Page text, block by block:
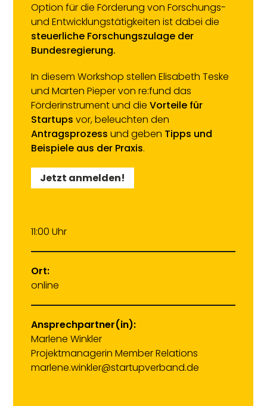
Option für die Förderung von Forschungs-
und Entwicklungstätigkeiten ist dabei die
steuerliche Forschungszulage der
Bundesregierung.
In diesem Workshop stellen Elisabeth Teske
und Marten Pieper von re:fund das
Förderinstrument und dieVorteile für
Startups vor, beleuchten den
Antragsprozess und geben Tipps und
Beispiele aus der Praxis.
Jetzt anmelden!
11:00 Uhr
Ort:
online
Ansprechpartner(in):
Marlene Winkler
Projektmanagerin Member Relations
marlene.winkler@startupverband.de